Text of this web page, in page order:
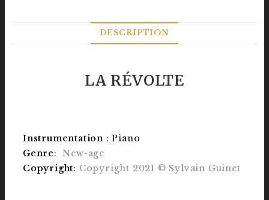
DESCRIPTION
LA RÉVOLTE
Instrumentation : Piano
Genre:
New-age
Copyright: Copyright 2021 © Sylvain Guinet